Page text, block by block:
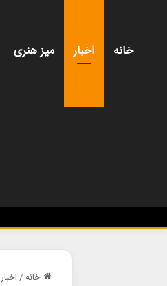
خانه اخبار میز هنری
خانه/اخبار